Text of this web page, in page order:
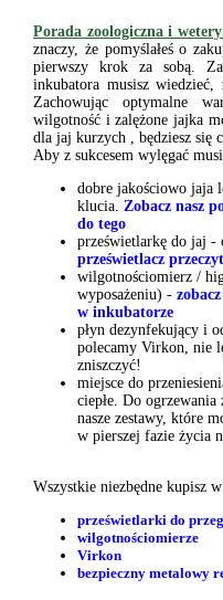
Porada zoologiczna i
znaczy, że pomyślałeś o
pierwszy krok za sobą.
inkubatora musisz
Zachowując optymalne
wilgotność i zalężone jajka
dla jaj kurzych , będziesz się
Aby z sukcesem wylęgać
dobre jakościowo jaja
klucia. Zobacz nasz
do tego
prześwietlarkę do jaj -
prześwietlacz
wilgotnościomierz /
wyposażeniu) -
w inkubatorze
płyn dezynfekujący i
polecamy Virkon, nie
zniszczyć!
miejsce do
ciepłe. Do
nasze zestawy, które
w pierszej fazie życia
Wszystkie niezbędne kupisz
prześwietlarki do
wilgotnościomierze
Virkon
bezpieczny metalowy